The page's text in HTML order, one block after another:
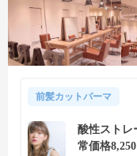
前髪カットパーマ
酸性ストレ
常価格